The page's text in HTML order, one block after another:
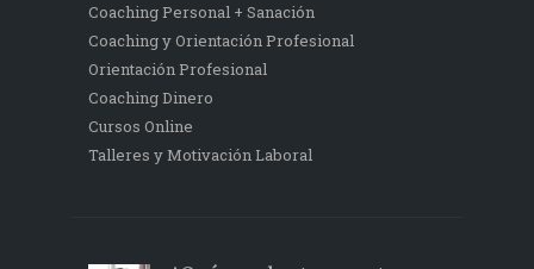
Coaching Personal + Sanación
Coaching y Orientación Profesional
Orientación Profesional
Coaching Dinero
Cursos Online
Talleres y Motivación Laboral